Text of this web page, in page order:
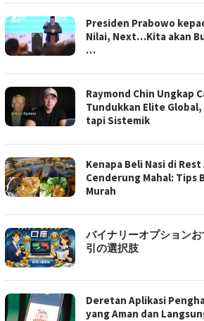
Presiden Prabowo
Nilai, Next…Kita akan
…
Raymond Chin Ungkap
Tundukkan Elite
tapi Sistemik
Kenapa Beli Nasi di
Cenderung Mahal: Tips
Murah
バイナリーオプション
引の選択肢
Deretan Aplikasi
yang Aman dan